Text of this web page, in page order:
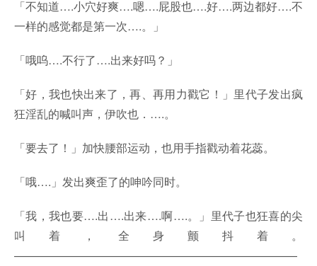
「不知道….小穴好爽….嗯….屁股也….好….两边都好….不
一样的感觉都是第一次….。」
「哦呜….不行了….出来好吗？」
「好，我也快出来了，再、再用力戳它！」里代子发出疯
狂淫乱的喊叫声，伊吹也．….。
「要去了！」加快腰部运动，也用手指戳动着花蕊。
「哦….」发出爽歪了的呻吟同时。
「我，我也要….出….出来….啊….。」里代子也狂喜的尖
叫着，全身颤抖着。
—————————————————————————